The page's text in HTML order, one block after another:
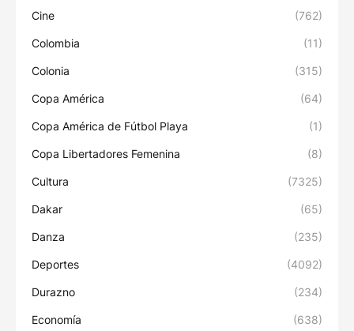
Cine (762)
Colombia (11)
Colonia (315)
Copa América (64)
Copa América de Fútbol Playa (1)
Copa Libertadores Femenina (8)
Cultura (7325)
Dakar (65)
Danza (235)
Deportes (4092)
Durazno (234)
Economía (638)